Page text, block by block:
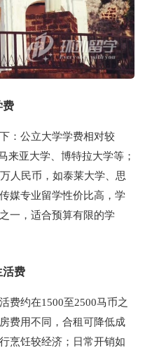
费
：公立大学学费相对较
来亚大学、博特拉大学等；
人民币，如泰莱大学、思
媒专业留学性价比高，学
一，适合预算有限的学
活费
费约在1500至2500马币之
费用不同，合租可降低成
烹饪较经济；日常开销如